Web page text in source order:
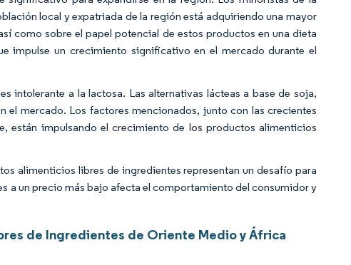
local y expatriada de la región está adquiriendo una mayor
como sobre el papel potencial de estos productos en una dieta
impulse un crecimiento significativo en el mercado durante el
intolerante a la lactosa. Las alternativas lácteas a base de soja,
el mercado. Los factores mencionados, junto con las crecientes
están impulsando el crecimiento de los productos alimenticios
alimenticios libres de ingredientes representan un desafío para
a un precio más bajo afecta el comportamiento del consumidor y
de Ingredientes de Oriente Medio y África